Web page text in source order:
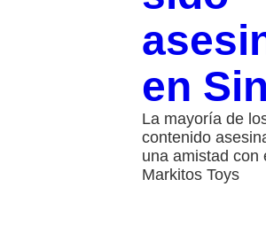
en
La mayoría de
contenido
una amistad con
Markitos Toys